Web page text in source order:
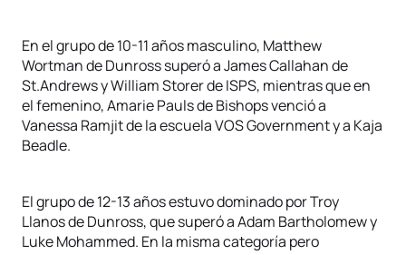
En el grupo de 10-11 años masculino, Matthew
Wortman de Dunross superó a James Callahan de
St.Andrews y William Storer de ISPS, mientras que en
el femenino, Amarie Pauls de Bishops venció a
Vanessa Ramjit de la escuela VOS Government y a Kaja
Beadle.
El grupo de 12-13 años estuvo dominado por Troy
Llanos de Dunross, que superó a Adam Bartholomew y
Luke Mohammed. En la misma categoría pero